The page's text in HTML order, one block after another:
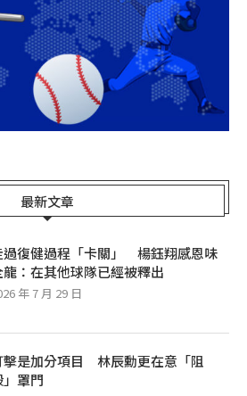
最新文章
過復健過程「卡關」 楊鈺翔感恩味
龍：在其他球隊已經被釋出
年 7 月 29 日
擊是加分項目 林辰勳更在意「阻
」罩門